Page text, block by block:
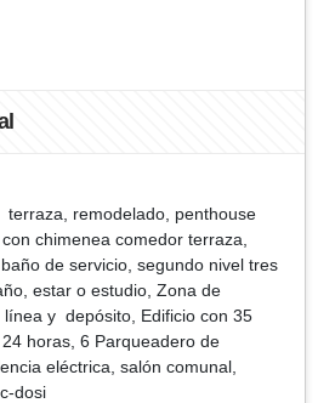
remodelado, penthouse
chimenea comedor terraza,
de servicio, segundo nivel tres
estar o estudio, Zona de
y depósito, Edificio con 35
horas, 6 Parqueadero de
eléctrica, salón comunal,
dosi